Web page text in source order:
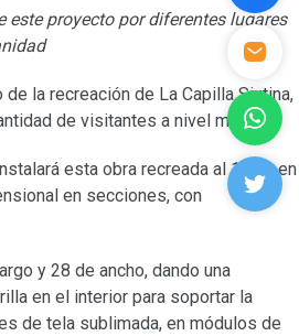
proyecto por diferentes lugares
la recreación de La Capilla Sixtina,
de visitantes a nivel mundial.
esta obra recreada al 100% en
en secciones, con
y 28 de ancho, dando una
en el interior para soportar la
de tela sublimada, en módulos de